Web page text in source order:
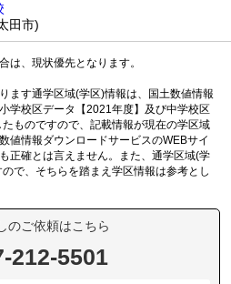
田市)
は、現状優先となります。
ます通学区域(学区)情報は、国土数値情報
学校区データ【2021年度】及び中学校区
ものですので、記載情報が現在の学区域
値情報ダウンロードサービスのWEBサイ
正確とは言えません。また、通学区域(学
で、そちらを踏まえ学区情報は参考とし
のご依頼はこちら
212-5501